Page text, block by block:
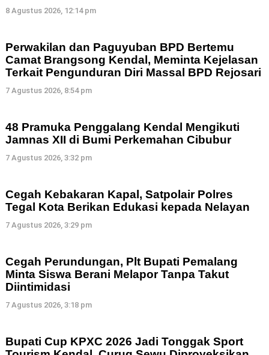
8 Agustus 2026, 12:14 pm
Perwakilan dan Paguyuban BPD Bertemu
Camat Brangsong Kendal, Meminta Kejelasan
Terkait Pengunduran Diri Massal BPD Rejosari
7 Agustus 2026, 8:54 pm
48 Pramuka Penggalang Kendal Mengikuti
Jamnas XII di Bumi Perkemahan Cibubur
7 Agustus 2026, 3:32 pm
Cegah Kebakaran Kapal, Satpolair Polres
Tegal Kota Berikan Edukasi kepada Nelayan
7 Agustus 2026, 3:29 pm
Cegah Perundungan, Plt Bupati Pemalang
Minta Siswa Berani Melapor Tanpa Takut
Diintimidasi
7 Agustus 2026, 3:18 pm
Bupati Cup KPXC 2026 Jadi Tonggak Sport